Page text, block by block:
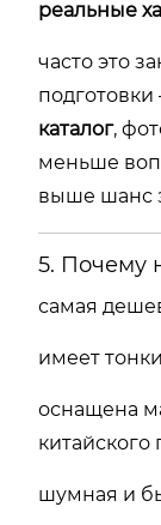
реальные
часто это
каталог,
меньше
выше шанс
5. Почему
самая
имеет
оснащена
китайского
шумная и